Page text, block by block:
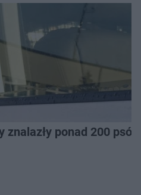
znalazły ponad 200